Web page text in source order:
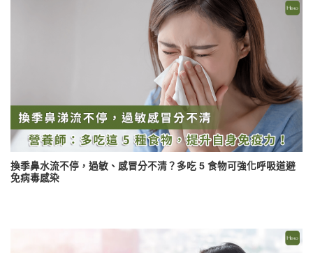
換季鼻水流不停，過敏、感冒分不清？多吃 5 食物可強化呼吸道避
免病毒感染